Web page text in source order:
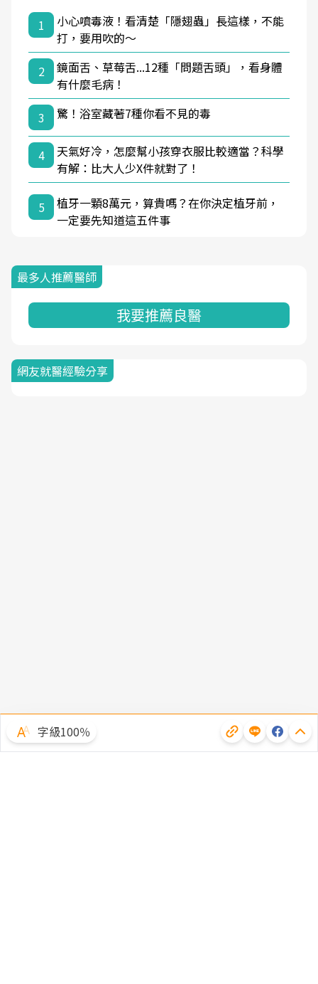
1
小心噴毒液！看清楚「隱翅蟲」長這樣，不能
打，要用吹的～
2
鏡面舌、草莓舌...12種「問題舌頭」，看身體
有什麼毛病！
3
驚！浴室藏著7種你看不見的毒
4
天氣好冷，怎麼幫小孩穿衣服比較適當？科學
有解：比大人少X件就對了！
5
植牙一顆8萬元，算貴嗎？在你決定植牙前，
一定要先知道這五件事
最多人推薦醫師
我要推薦良醫
網友就醫經驗分享
字級100％